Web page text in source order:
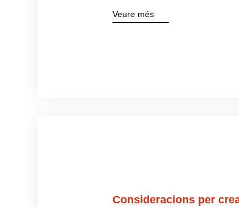
Veure més
Consideracions per